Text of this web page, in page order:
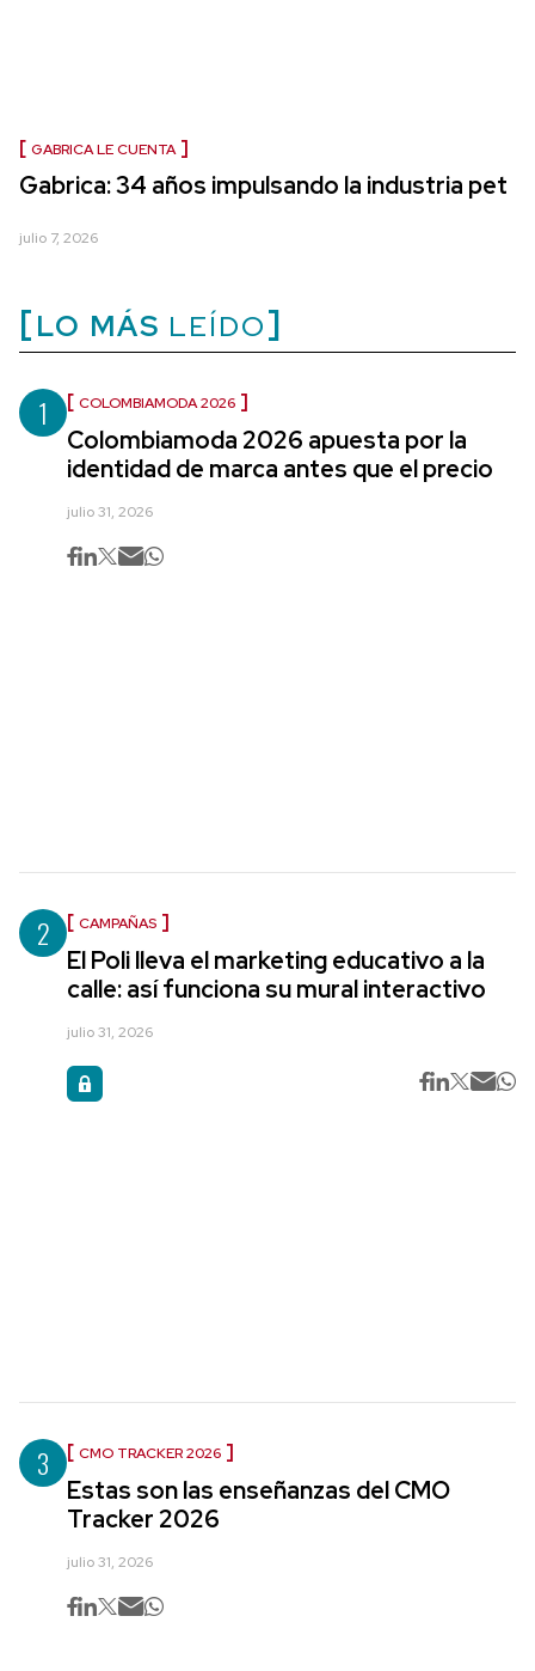
GABRICA LE CUENTA
Gabrica: 34 años impulsando la industria pet
julio 7, 2026
LO MÁS LEÍDO
1 COLOMBIAMODA 2026
Colombiamoda 2026 apuesta por la
identidad de marca antes que el precio
julio 31, 2026
2 CAMPAÑAS
El Poli lleva el marketing educativo a la
calle: así funciona su mural interactivo
julio 31, 2026
3 CMO TRACKER 2026
Estas son las enseñanzas del CMO
Tracker 2026
julio 31, 2026